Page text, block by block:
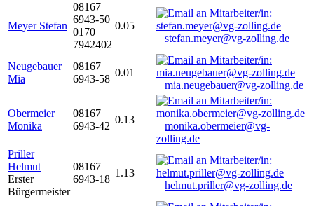
Meyer Stefan
08167
6943-50
0170
7942402
0.05
stefan.meyer@vg-zolling.de
Neugebauer
Mia
08167
6943-58
0.01
mia.neugebauer@vg-zolling.de
Obermeier
Monika
08167
6943-42
0.13
monika.obermeier@vg-
zolling.de
Priller
Helmut
Erster
Bürgermeister
08167
6943-18
1.13
helmut.priller@vg-zolling.de